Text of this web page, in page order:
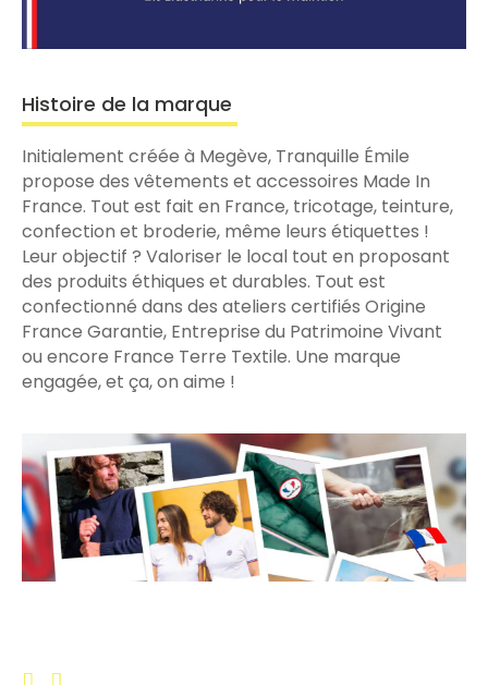
Histoire de la marque
Initialement créée à Megève, Tranquille Émile
propose des vêtements et accessoires Made In
France. Tout est fait en France, tricotage, teinture,
confection et broderie, même leurs étiquettes !
Leur objectif ? Valoriser le local tout en proposant
des produits éthiques et durables. Tout est
confectionné dans des ateliers certifiés Origine
France Garantie, Entreprise du Patrimoine Vivant
ou encore France Terre Textile. Une marque
engagée, et ça, on aime !